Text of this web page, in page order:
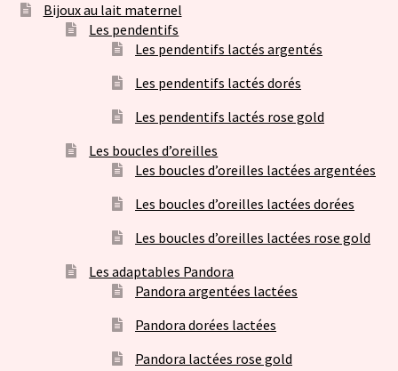
Bijoux au lait maternel
Les pendentifs
Les pendentifs lactés argentés
Les pendentifs lactés dorés
Les pendentifs lactés rose gold
Les boucles d’oreilles
Les boucles d’oreilles lactées argentées
Les boucles d’oreilles lactées dorées
Les boucles d’oreilles lactées rose gold
Les adaptables Pandora
Pandora argentées lactées
Pandora dorées lactées
Pandora lactées rose gold